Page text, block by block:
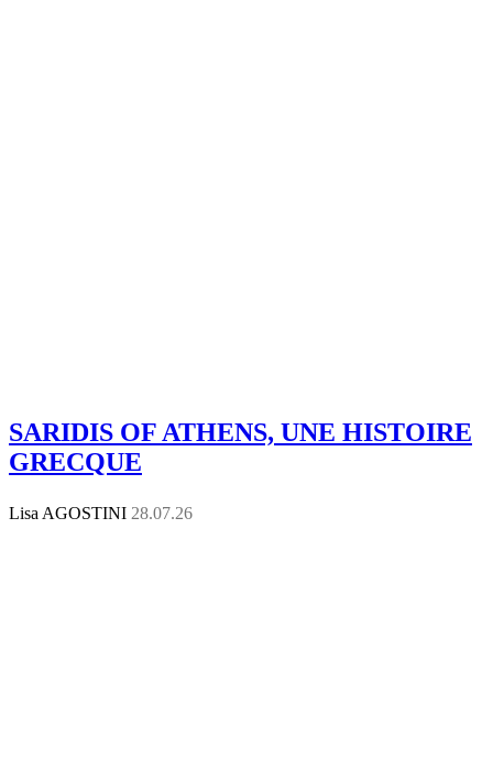
SARIDIS OF ATHENS, UNE HISTOIRE
GRECQUE
Lisa AGOSTINI 28.07.26